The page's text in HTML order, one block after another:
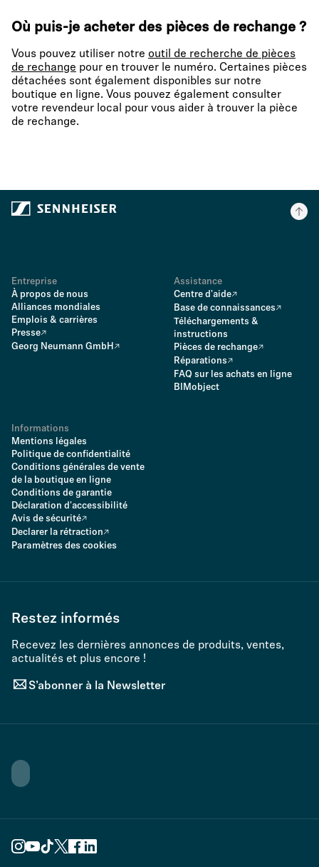
Où puis-je acheter des pièces de rechange ?
Vous pouvez utiliser notre outil de recherche de pièces
de rechange pour en trouver le numéro. Certaines pièces
détachées sont également disponibles sur notre
boutique en ligne. Vous pouvez également consulter
votre revendeur local pour vous aider à trouver la pièce
de rechange.
Entreprise
À propos de nous
Alliances mondiales
Emplois & carrières
Presse
Georg Neumann GmbH
Assistance
Centre d'aide
Base de connaissances
Téléchargements &
instructions
Pièces de rechange
Réparations
FAQ sur les achats en ligne
BIMobject
Informations
Mentions légales
Politique de confidentialité
Conditions générales de vente
de la boutique en ligne
Conditions de garantie
Déclaration d'accessibilité
Avis de sécurité
Declarer la rétraction
Paramètres des cookies
Restez informés
Recevez les dernières annonces de produits, ventes,
actualités et plus encore !
S’abonner à la Newsletter